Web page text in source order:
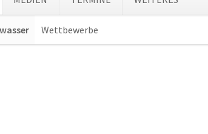
überspringen
Wettbewerbe